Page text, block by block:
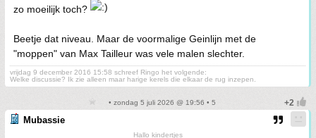
zo moeilijk toch?
Beetje dat niveau. Maar de voormalige Geinlijn met de
"moppen" van Max Tailleur was vele malen slechter.
vrijdag 9 december 2016 15:58 schreef Ringo het volgende:
Welke discussie? Ik zie alleen maar harige kerels die elkaar de rug inzepen.
• zondag 5 juli 2026 @ 19:56 • 5
Mubassie
Hallo kindertjes